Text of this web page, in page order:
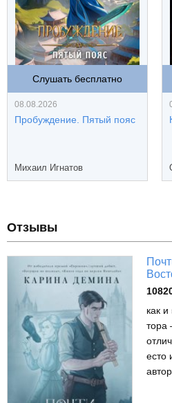
Слушать бесплатно
08.08.2026
Пробуждение. Пятый пояс
Михаил Игнатов
Отзывы
как
тора
есто